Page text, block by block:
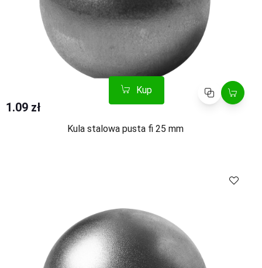
Kup Porównaj
1.09 zł
Kula stalowa pusta fi 25 mm